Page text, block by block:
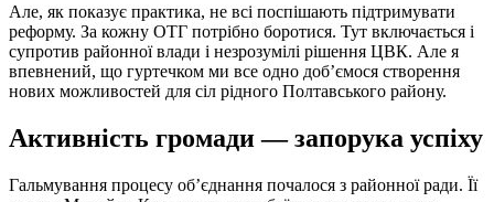
Але, як показує практика, не всі поспішають підтримувати
реформу. За кожну ОТГ потрібно боротися. Тут включається і
супротив районної влади і незрозумілі рішення ЦВК. Але я
впевнений, що гуртечком ми все одно доб’ємося створення
нових можливостей для сіл рідного Полтавського району.
Активність громади — запорука успіху
Гальмування процесу об’єднання почалося з районної ради. Її